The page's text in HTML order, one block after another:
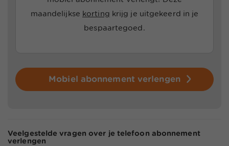
maandelijkse korting krijg je uitgekeerd in je
bespaartegoed.
Mobiel abonnement verlengen
Veelgestelde vragen over je telefoon abonnement
verlengen